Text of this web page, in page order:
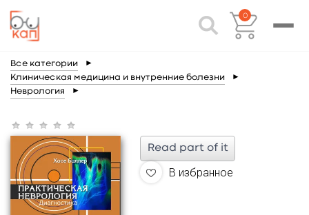
0
Все категории ►
Клиническая медицина и внутренние болезни ►
Неврология ►
Read part of it
В избранное